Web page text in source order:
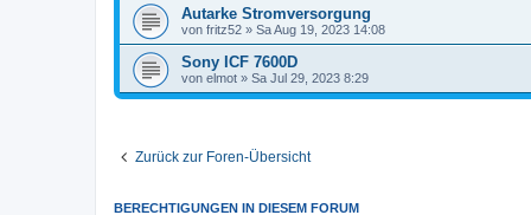
Autarke Stromversorgung
von fritz52 » Sa Aug 19, 2023 14:08
Sony ICF 7600D
von elmot » Sa Jul 29, 2023 8:29
Zurück zur Foren-Übersicht
BERECHTIGUNGEN IN DIESEM FORUM